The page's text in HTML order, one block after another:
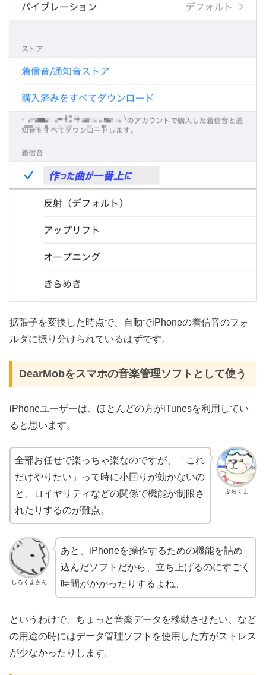
拡張子を変換した時点で、自動でiPhoneの着信音のフォ
ルダに振り分けられているはずです。
DearMobをスマホの音楽管理ソフトとして使う
iPhoneユーザーは、ほとんどの方がiTunesを利用してい
ると思います。
ぶちくま
全部お任せで楽っちゃ楽なのですが、「これ
だけやりたい」って時に小回りが効かないの
と、ロイヤリティなどの関係で機能が制限さ
れたりするのが難点。
しろくまさん
あと、iPhoneを操作するための機能を詰め
込んだソフトだから、立ち上げるのにすごく
時間がかかったりするよね。
というわけで、ちょっと音楽データを移動させたい、など
の用途の時にはデータ管理ソフトを使用した方がストレス
が少なかったりします。